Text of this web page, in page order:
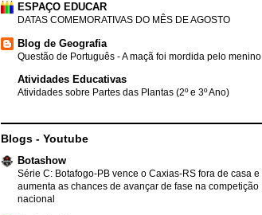
ESPAÇO EDUCAR
DATAS COMEMORATIVAS DO MÊS DE AGOSTO
Blog de Geografia
Questão de Português - A maçã foi mordida pelo menino
Atividades Educativas
Atividades sobre Partes das Plantas (2º e 3º Ano)
Blogs - Youtube
Botashow
Série C: Botafogo-PB vence o Caxias-RS fora de casa e
aumenta as chances de avançar de fase na competição
nacional